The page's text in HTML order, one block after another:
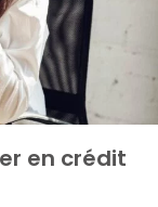
en crédit